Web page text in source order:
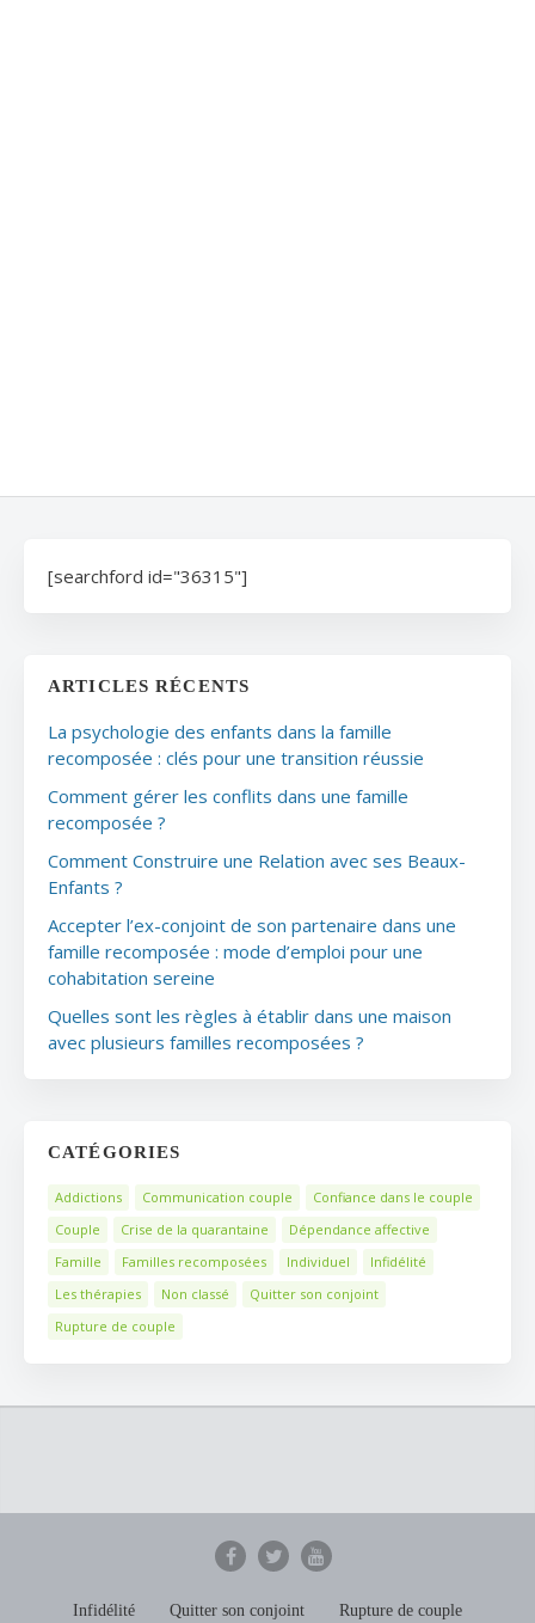
[searchford id="36315"]
ARTICLES RÉCENTS
La psychologie des enfants dans la famille
recomposée : clés pour une transition réussie
Comment gérer les conflits dans une famille
recomposée ?
Comment Construire une Relation avec ses Beaux-
Enfants ?
Accepter l’ex-conjoint de son partenaire dans une
famille recomposée : mode d’emploi pour une
cohabitation sereine
Quelles sont les règles à établir dans une maison
avec plusieurs familles recomposées ?
CATÉGORIES
Addictions Communication couple
Confiance dans le couple
Couple
Crise de la quarantaine
Dépendance affective
Famille
Familles recomposées Individuel
Infidélité
Les thérapies
Non classé
Quitter son conjoint
Rupture de couple
Infidélité Quitter son conjoint Rupture de couple